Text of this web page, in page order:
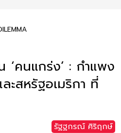
‘คนแกร่ง’ : กำแพง
ะสหรัฐอเมริกา ที่
รัฐฐกรณ์ ศิริฤกษ์